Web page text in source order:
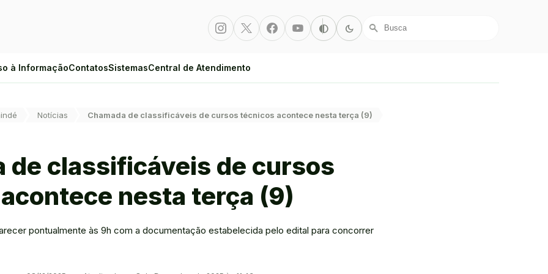
InstagramTwitter/XFacebookYoutubeAlto Contraste
contrast
Modo Escuro
dark_mode search
à InformaçãoContatosSistemasCentral de Atendimento
Notícias Chamada de classificáveis de cursos técnicos acontece nesta terça (9)
de classificáveis de cursos
nesta terça (9)
pontualmente às 9h com a documentação estabelecida pelo edital para concorrer